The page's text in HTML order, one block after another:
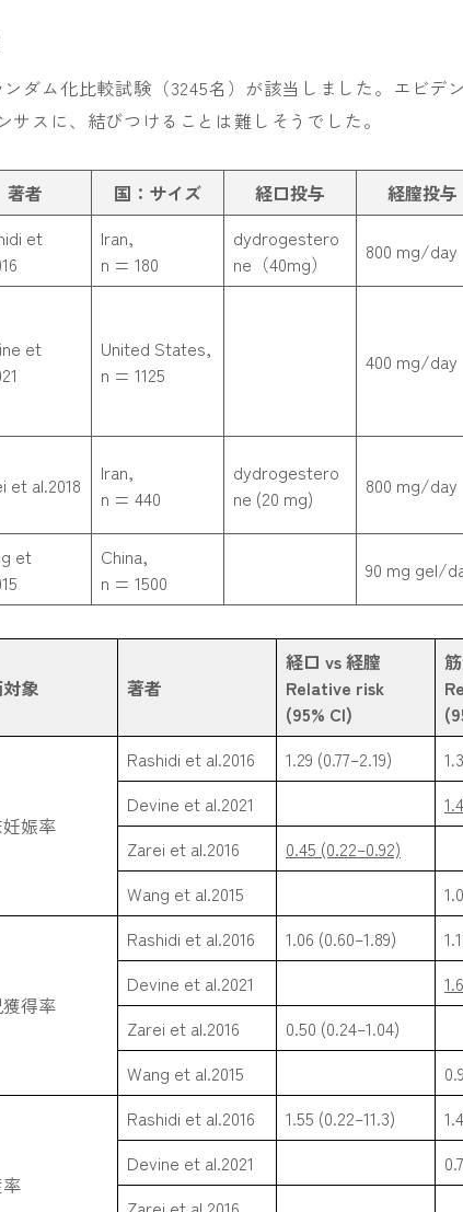
ダム化比較試験（3245名）が該当しました。エビデ
サスに、結びつけることは難しそうでした。
著者 国：サイズ 経口投与 経膣投与
et
Iran,
n = 180
dydrogestero
ne（40mg）
800 mg/day
et
United States,
n = 1125
400 mg/day
et al.2018
Iran,
n = 440
dydrogestero
ne (20 mg)
800 mg/day
et
China,
n = 1500
90 mg gel/
象 著者
経口 vs 経膣
Relative risk
(95% CI)
娠率
Rashidi et al.2016 1.29 (0.77–2.19)
Devine et al.2021
Zarei et al.2016
0.45 (0.22–0.92)
Wang et al.2015
得率
Rashidi et al.2016 1.06 (0.60–1.89)
Devine et al.2021
Zarei et al.2016
0.50 (0.24–1.04)
Wang et al.2015
Rashidi et al.2016 1.55 (0.22–11.3)
Devine et al.2021